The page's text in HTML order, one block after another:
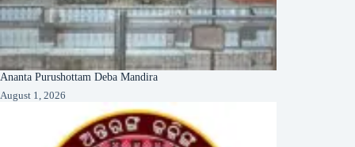
Ananta Purushottam Deba Mandira
August 1, 2026